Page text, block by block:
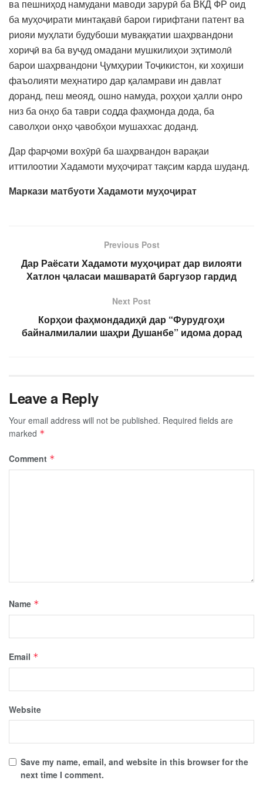
ва пешниҳод намудани маводи зарурӣ ба ВКД ФР оид
ба муҳоҷирати минтақавӣ барои гирифтани патент ва
риояи муҳлати будубоши муваққатии шаҳрвандони
хориҷӣ ва ба вуҷуд омадани мушкилиҳои эҳтимолӣ
барои шаҳрвандони Ҷумҳурии Тоҷикистон, ки хоҳиши
фаъолияти меҳнатиро дар қаламрави ин давлат
доранд, пеш меояд, ошно намуда, роҳҳои ҳалли онро
низ ба онҳо ба таври содда фаҳмонда дода, ба
саволҳои онҳо ҷавобҳои мушаххас доданд.
Дар фарҷоми вохӯрӣ ба шаҳрвандон варақаи
иттилоотии Хадамоти муҳоҷират тақсим карда шуданд.
Маркази матбуоти Хадамоти муҳоҷират
Previous Post
Дар Раёсати Хадамоти муҳоҷират дар вилояти
Хатлон ҷаласаи машваратӣ баргузор гардид
Next Post
Корҳои фаҳмондадиҳӣ дар “Фурудгоҳи
байналмилалии шаҳри Душанбе” идома дорад
Leave a Reply
Your email address will not be published. Required fields are
marked *
Comment *
Name *
Email *
Website
Save my name, email, and website in this browser for the
next time I comment.